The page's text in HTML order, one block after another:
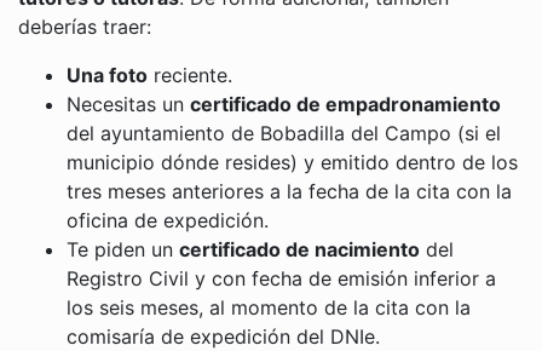
deberías traer:
Una foto reciente.
Necesitas un certificado de empadronamiento
del ayuntamiento de Bobadilla del Campo (si el
municipio dónde resides) y emitido dentro de los
tres meses anteriores a la fecha de la cita con la
oficina de expedición.
Te piden un certificado de nacimiento del
Registro Civil y con fecha de emisión inferior a
los seis meses, al momento de la cita con la
comisaría de expedición del DNIe.